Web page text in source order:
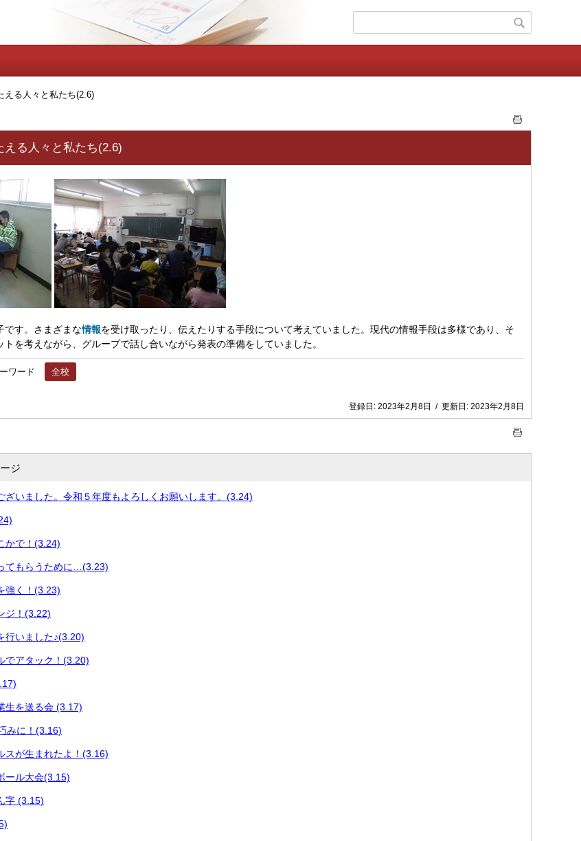
る人々と私たち(2.6)
る人々と私たち(2.6)
す。さまざまな情報を受け取ったり、伝えたりする手段について考えていました。現代の情報手段は多様であり、そ
を考えながら、グループで話し合いながら発表の準備をしていました。
ワード 全校
登録日: 2023年2月8日 / 更新日: 2023年2月8日
ジ
ざいました。令和５年度もよろしくお願いします。(3.24)
で！(3.24)
てもらうために…(3.23)
強く！(3.23)
ジ！(3.22)
いました♪(3.20)
アタック！(3.20)
生を送る会 (3.17)
に！(3.16)
が生まれたよ！(3.16)
ール大会(3.15)
字 (3.15)